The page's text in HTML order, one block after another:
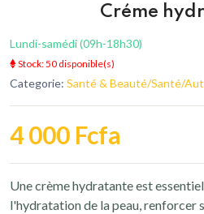
Créme
Lundi-samédi (09h-18h30)
Stock: 50 disponible(s)
Categorie: Santé & Beauté/Santé/
4 000 Fcfa
Une crème hydratante est
l'hydratation de la peau, renforcer